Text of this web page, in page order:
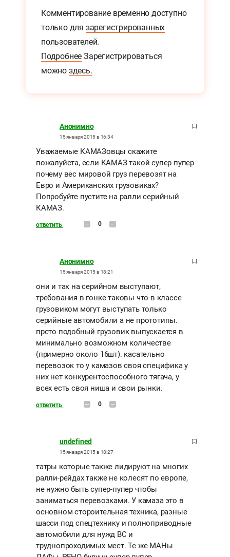
Комментирование временно доступно
только для зарегистрированных
пользователей.
Подробнее Зарегистрироваться
можно здесь.
Анонимно
15 января 2015 в 16:34
Уважаемые КАМАЗовцы скажите
пожалуйста, если КАМАЗ такой супер пупер
почему вес мировой груз перевозят на
Евро и Американских грузовиках?
Попробуйте пустите на ралли серийный
КАМАЗ.
ответить 0
Анонимно
15 января 2015 в 18:21
они и так на серийном выступают,
требования в гонке таковы что в классе
грузовиком могут выступать только
серийные автомобили а не прототипы.
прсто подобный грузовик выпускается в
минимально возможном количестве
(примерно около 16шт). касательно
перевозок то у камазов своя специфика у
них нет конкурентоспособного тягача, у
всех есть своя ниша и свои рынки.
ответить 0
undefined
15 января 2015 в 18:27
татры которые также лидируют на многих
ралли-рейдах также не колесят по европе,
не нужно быть супер-пупер чтобы
заниматься перевозками. У камаза это в
основном стороительная техника, разные
шасси под спецтехнику и полноприводные
автомобили для нужд ВС и
труднопроходимых мест. Те же МАНы